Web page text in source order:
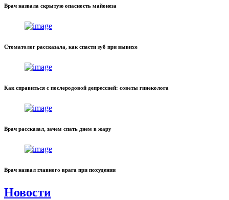
Врач назвала скрытую опасность майонеза
Стоматолог рассказала, как спасти зуб при вывихе
Как справиться с послеродовой депрессией: советы гинеколога
Врач рассказал, зачем спать днем в жару
Врач назвал главного врага при похудении
Новости